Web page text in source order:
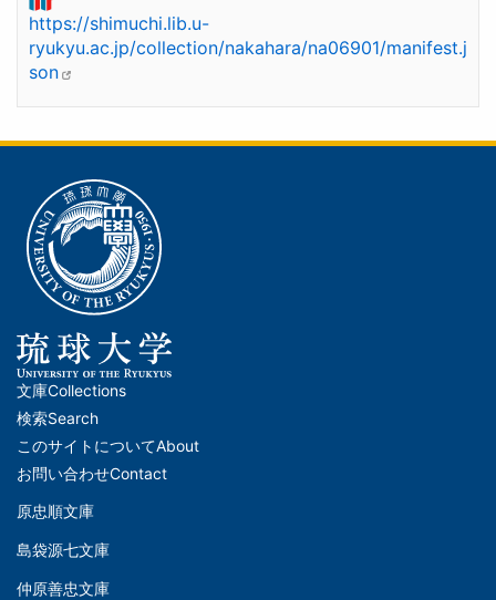
https://shimuchi.lib.u-
ryukyu.ac.jp/collection/nakahara/na06901/manifest.j
son
メ
イ
ン
ナ
ビ
文庫Collections
検索Search
このサイトについてAbout
お問い合わせContact
文
原忠順文庫
島袋源七文庫
仲原善忠文庫